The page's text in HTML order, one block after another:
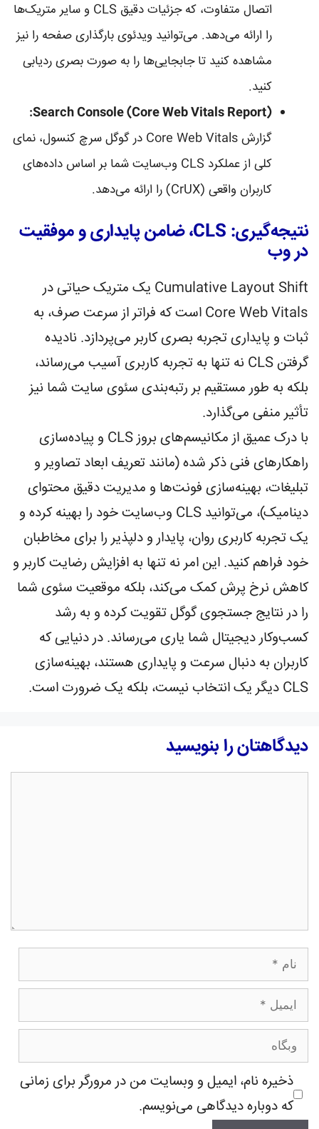
اتصال متفاوت، که جزئیات دقیق CLS و سایر متریک‌ها
را ارائه می‌دهد. می‌توانید ویدئوی بارگذاری صفحه را نیز
مشاهده کنید تا جابجایی‌ها را به صورت بصری ردیابی
کنید.
Search Console (Core Web Vitals Report):
گزارش Core Web Vitals در گوگل سرچ کنسول، نمای
کلی از عملکرد CLS وب‌سایت شما بر اساس داده‌های
کاربران واقعی (CrUX) را ارائه می‌دهد.
نتیجه‌گیری: CLS، ضامن پایداری و موفقیت
در وب
Cumulative Layout Shift یک متریک حیاتی در
Core Web Vitals است که فراتر از سرعت صرف، به
ثبات و پایداری تجربه بصری کاربر می‌پردازد. نادیده
گرفتن CLS نه تنها به تجربه کاربری آسیب می‌رساند،
بلکه به طور مستقیم بر رتبه‌بندی سئوی سایت شما نیز
تأثیر منفی می‌گذارد.
با درک عمیق از مکانیسم‌های بروز CLS و پیاده‌سازی
راهکارهای فنی ذکر شده (مانند تعریف ابعاد تصاویر و
تبلیغات، بهینه‌سازی فونت‌ها و مدیریت دقیق محتوای
دینامیک)، می‌توانید CLS وب‌سایت خود را بهینه کرده و
یک تجربه کاربری روان، پایدار و دلپذیر را برای مخاطبان
خود فراهم کنید. این امر نه تنها به افزایش رضایت کاربر و
کاهش نرخ پرش کمک می‌کند، بلکه موقعیت سئوی شما
را در نتایج جستجوی گوگل تقویت کرده و به رشد
کسب‌وکار دیجیتال شما یاری می‌رساند. در دنیایی که
کاربران به دنبال سرعت و پایداری هستند، بهینه‌سازی
CLS دیگر یک انتخاب نیست، بلکه یک ضرورت است.
دیدگاهتان را بنویسید
ایمیل
وبگاه
ذخیره نام، ایمیل و وبسایت من در مرورگر برای زمانی
که دوباره دیدگاهی می‌نویسم.